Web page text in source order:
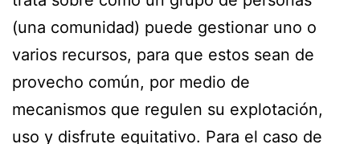
(una comunidad) puede gestionar uno o
varios recursos, para que estos sean de
provecho común, por medio de
mecanismos que regulen su explotación,
uso y disfrute equitativo. Para el caso de